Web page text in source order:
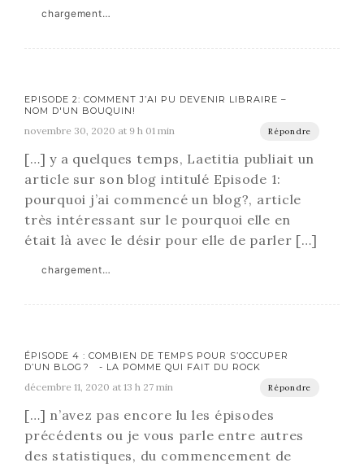
chargement…
EPISODE 2: COMMENT J’AI PU DEVENIR LIBRAIRE –
NOM D'UN BOUQUIN!
novembre 30, 2020 at 9 h 01 min Répondre
[…] y a quelques temps, Laetitia publiait un
article sur son blog intitulé Episode 1:
pourquoi j’ai commencé un blog?, article
très intéressant sur le pourquoi elle en
était là avec le désir pour elle de parler […]
chargement…
ÉPISODE 4 : COMBIEN DE TEMPS POUR S’OCCUPER
D’UN BLOG ? - LA POMME QUI FAIT DU ROCK
décembre 11, 2020 at 13 h 27 min Répondre
[…] n’avez pas encore lu les épisodes
précédents ou je vous parle entre autres
des statistiques, du commencement de